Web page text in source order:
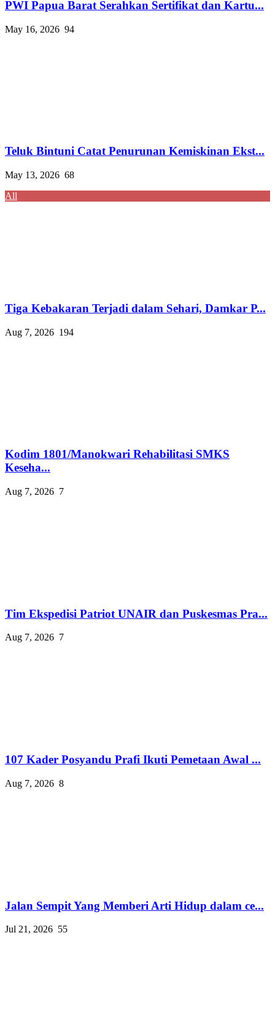
PWI Papua Barat Serahkan Sertifikat dan Kartu...
May 16, 2026 94
Teluk Bintuni Catat Penurunan Kemiskinan Ekst...
May 13, 2026 68
All
Tiga Kebakaran Terjadi dalam Sehari, Damkar P...
Aug 7, 2026 194
Kodim 1801/Manokwari Rehabilitasi SMKS
Keseha...
Aug 7, 2026 7
Tim Ekspedisi Patriot UNAIR dan Puskesmas Pra...
Aug 7, 2026 7
107 Kader Posyandu Prafi Ikuti Pemetaan Awal ...
Aug 7, 2026 8
Jalan Sempit Yang Memberi Arti Hidup dalam ce...
Jul 21, 2026 55